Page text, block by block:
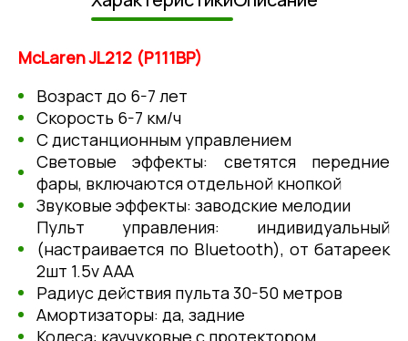
McLaren JL212 (P111BP)
Возраст до 6-7 лет
Скорость 6-7 км/ч
С дистанционным управлением
Световые эффекты: светятся передние
фары, включаются отдельной кнопкой
Звуковые эффекты: заводские мелодии
Пульт управления: индивидуальный
(настраивается по Bluetooth), от батареек
2шт 1.5v AAА
Радиус действия пульта 30-50 метров
Амортизаторы: да, задние
Колеса: каучуковые с протектором